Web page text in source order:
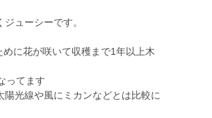
ューシーです。
に花が咲いて収穫まで1年以上木
ってます
光線や風にミカンなどとは比較に